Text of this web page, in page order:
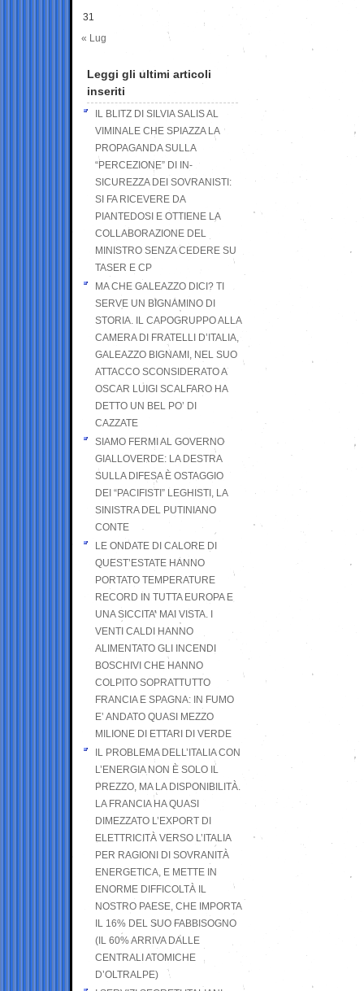
31
« Lug
Leggi gli ultimi articoli
inseriti
IL BLITZ DI SILVIA SALIS AL
VIMINALE CHE SPIAZZA LA
PROPAGANDA SULLA
“PERCEZIONE” DI IN-
SICUREZZA DEI SOVRANISTI:
SI FA RICEVERE DA
PIANTEDOSI E OTTIENE LA
COLLABORAZIONE DEL
MINISTRO SENZA CEDERE SU
TASER E CP
MA CHE GALEAZZO DICI? TI
SERVE UN BIGNAMINO DI
STORIA. IL CAPOGRUPPO ALLA
CAMERA DI FRATELLI D’ITALIA,
GALEAZZO BIGNAMI, NEL SUO
ATTACCO SCONSIDERATO A
OSCAR LUIGI SCALFARO HA
DETTO UN BEL PO’ DI
CAZZATE
SIAMO FERMI AL GOVERNO
GIALLOVERDE: LA DESTRA
SULLA DIFESA È OSTAGGIO
DEI “PACIFISTI” LEGHISTI, LA
SINISTRA DEL PUTINIANO
CONTE
LE ONDATE DI CALORE DI
QUEST’ESTATE HANNO
PORTATO TEMPERATURE
RECORD IN TUTTA EUROPA E
UNA SICCITA’ MAI VISTA. I
VENTI CALDI HANNO
ALIMENTATO GLI INCENDI
BOSCHIVI CHE HANNO
COLPITO SOPRATTUTTO
FRANCIA E SPAGNA: IN FUMO
E’ ANDATO QUASI MEZZO
MILIONE DI ETTARI DI VERDE
IL PROBLEMA DELL’ITALIA CON
L’ENERGIA NON È SOLO IL
PREZZO, MA LA DISPONIBILITÀ.
LA FRANCIA HA QUASI
DIMEZZATO L’EXPORT DI
ELETTRICITÀ VERSO L’ITALIA
PER RAGIONI DI SOVRANITÀ
ENERGETICA, E METTE IN
ENORME DIFFICOLTÀ IL
NOSTRO PAESE, CHE IMPORTA
IL 16% DEL SUO FABBISOGNO
(IL 60% ARRIVA DALLE
CENTRALI ATOMICHE
D’OLTRALPE)